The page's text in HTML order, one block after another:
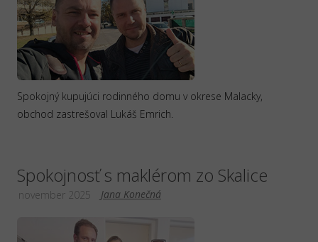
Spokojný kupujúci rodinného domu v okrese Malacky,
obchod zastrešoval Lukáš Emrich.
Spokojnosť s maklérom zo Skalice
Jana Konečná
november 2025